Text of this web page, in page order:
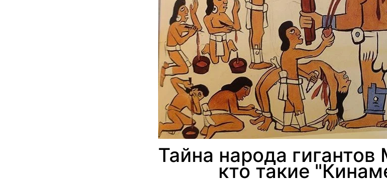
Тайна народа
кто такие